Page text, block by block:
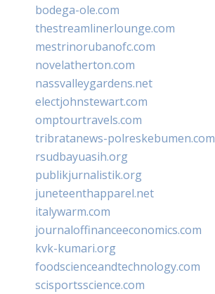
bodega-ole.com
thestreamlinerlounge.com
mestrinorubanofc.com
novelatherton.com
nassvalleygardens.net
electjohnstewart.com
omptourtravels.com
tribratanews-polreskebumen.com
rsudbayuasih.org
publikjurnalistik.org
juneteenthapparel.net
italywarm.com
journaloffinanceeconomics.com
kvk-kumari.org
foodscienceandtechnology.com
scisportsscience.com